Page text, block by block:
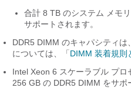
合計 8 TB のシステム メモ
サポートされます。
DDR5 DIMM のキャパシティ
については、「 DIMM 装着規則
Intel Xeon 6 スケーラブル プ
256 GB の DDR5 DIMM をサポ